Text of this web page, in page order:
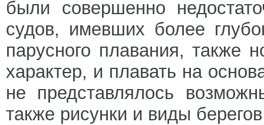
были совершенно
судов, имевших более
парусного плавания, также
характер, и плавать на
не представлялось
также рисунки и виды